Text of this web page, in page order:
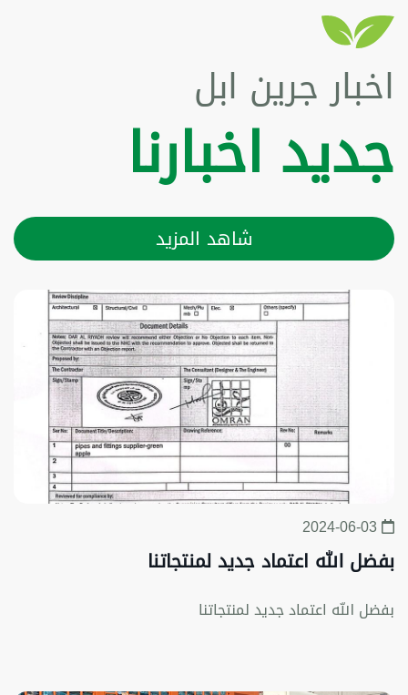
اخبار جرين ابل
جديد اخبارنا
شاهد المزيد
2024-06-03
بفضل الله اعتماد جديد لمنتجاتنا
بفضل الله اعتماد جديد لمنتجاتنا